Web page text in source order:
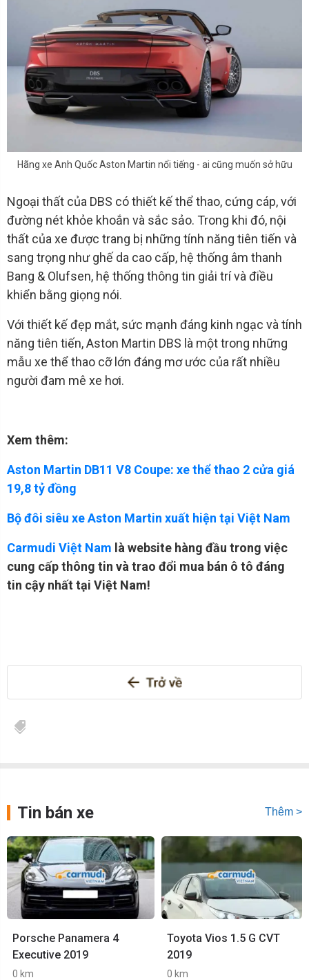
Hãng xe Anh Quốc Aston Martin nổi tiếng - ai cũng muốn sở hữu
Ngoại thất của DBS có thiết kế thể thao, cứng cáp, với
đường nét khỏe khoắn và sắc sảo. Trong khi đó, nội
thất của xe được trang bị những tính năng tiên tiến và
sang trọng như ghế da cao cấp, hệ thống âm thanh
Bang & Olufsen, hệ thống thông tin giải trí và điều
khiển bằng giọng nói.
Với thiết kế đẹp mắt, sức mạnh đáng kinh ngạc và tính
năng tiên tiến, Aston Martin DBS là một trong những
mẫu xe thể thao cỡ lớn đáng mơ ước của rất nhiều
người đam mê xe hơi.
Xem thêm:
Aston Martin DB11 V8 Coupe: xe thể thao 2 cửa giá
19,8 tỷ đồng
Bộ đôi siêu xe Aston Martin xuất hiện tại Việt Nam
Carmudi Việt Nam là website hàng đầu trong việc
cung cấp thông tin và trao đổi mua bán ô tô đáng
tin cậy nhất tại Việt Nam!
Tin bán xe Thêm >
Porsche Panamera 4
Executive 2019
0 km
Toyota Vios 1.5 G CVT
2019
0 km